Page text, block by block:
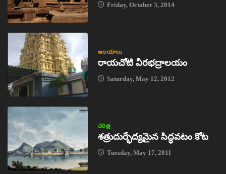
Friday, October 3, 2014
ఆలయాలు
రాయచోటి వీరభద్రాలయం
Saturday, May 12, 2012
చరిత్ర
శత్రుదుర్భేద్యమైన సిద్ధవటం కోట
Tuesday, May 17, 2011